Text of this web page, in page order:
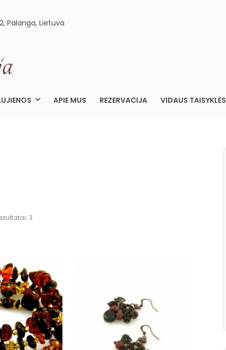
Palanga, Lietuva
APIE MUS REZERVACIJA VIDAUS TAISYKLĖS
3